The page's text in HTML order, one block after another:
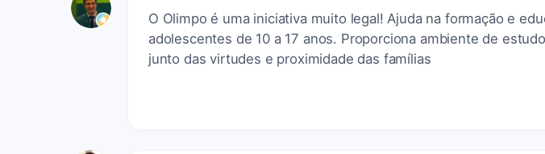
O Olimpo é uma iniciativa muito legal! Ajuda na formação e
adolescentes de 10 a 17 anos. Proporciona ambiente de
junto das virtudes e proximidade das famílias